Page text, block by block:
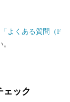
し、関係法令で
信やパンフレッ
「よくある質問（F
ェック